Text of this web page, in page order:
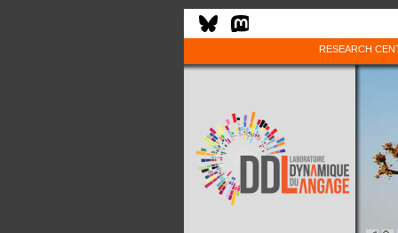
RESEARCH